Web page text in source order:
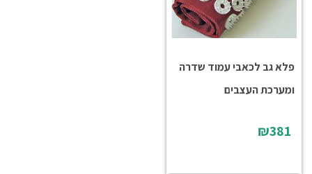
פלא גב לכאבי עמוד שדרה
ומערכת העצבים
₪381